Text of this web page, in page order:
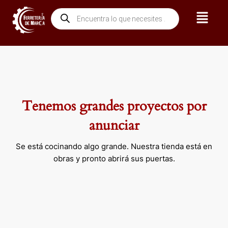
contenido
Búsqueda
de
productos
Menú
Tenemos grandes proyectos por
anunciar
Se está cocinando algo grande. Nuestra tienda está en
obras y pronto abrirá sus puertas.